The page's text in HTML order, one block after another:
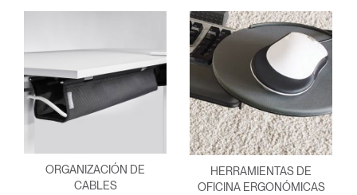
ORGANIZACIÓN DE
CABLES
HERRAMIENTAS DE
OFICINA ERGONÓMICAS